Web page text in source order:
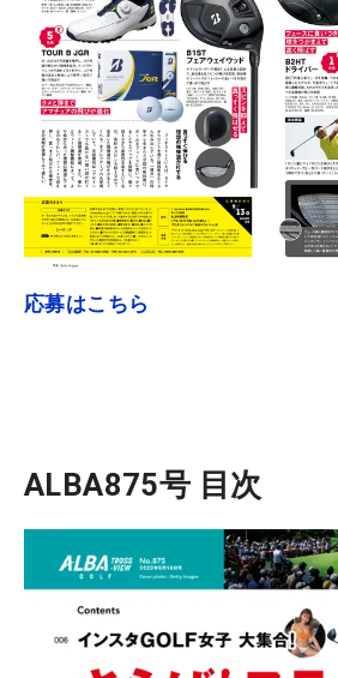
応募はこちら
ALBA875号 目次